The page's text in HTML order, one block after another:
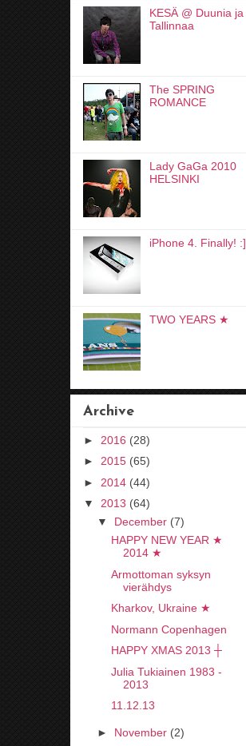
KESÄ @ Duunia ja
Tallinnaa
The SPRING
ROMANCE
Lady GaGa 2010
HELSINKI
iPhone 4. Finally! :]
TWO YEARS ★
Archive
► 2016 (28)
► 2015 (65)
► 2014 (44)
▼
2013 (64)
▼
December (7)
HAPPY NEW YEAR ★
2014 ★
Armottoman syksyn
vierähdys
Kharkov, Ukraine ★
Normann Copenhagen
HAPPY XMAS 2013 ┼
Julia Tukiainen 1983 -
2013
11.12.13
► November (2)